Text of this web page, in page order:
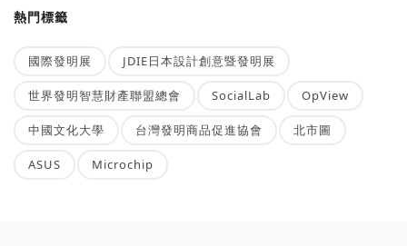
熱門標籤
國際發明展 JDIE日本設計創意暨發明展
世界發明智慧財產聯盟總會 SocialLab OpView
中國文化大學 台灣發明商品促進協會 北市圖
ASUS Microchip